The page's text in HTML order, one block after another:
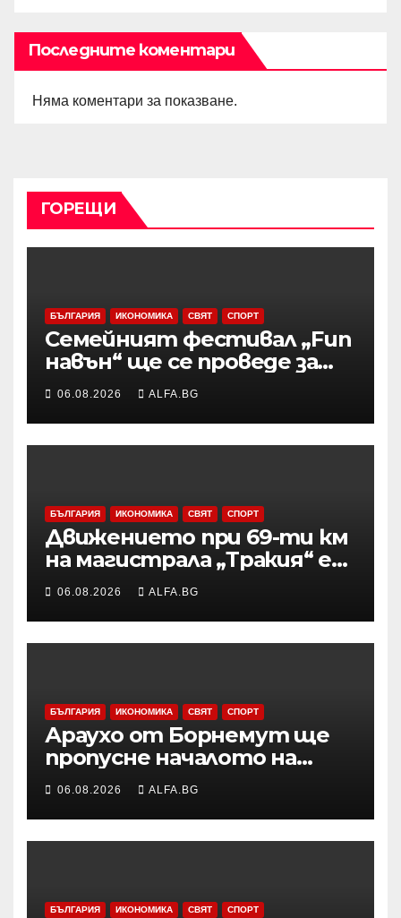
Последните коментари
Няма коментари за показване.
ГОРЕЩИ
БЪЛГАРИЯ ИКОНОМИКА СВЯТ СПОРТ
Семейният фестивал „Fun
навън“ ще се проведе за
осми път в Трявна
06.08.2026 ALFA.BG
БЪЛГАРИЯ ИКОНОМИКА СВЯТ СПОРТ
Движението при 69-ти км
на магистрала „Тракия“ е
затворено заради
възникналия пожар в
района
06.08.2026 ALFA.BG
БЪЛГАРИЯ ИКОНОМИКА СВЯТ СПОРТ
Араухо от Борнемут ще
пропусне началото на
сезона във Висшата лига
заради операция на лявото
бедро
06.08.2026 ALFA.BG
БЪЛГАРИЯ ИКОНОМИКА СВЯТ СПОРТ